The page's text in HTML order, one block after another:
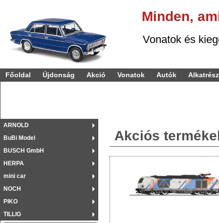
Minden,
Vonatok és
Főoldal Újdonság Akció Vonatok Autók
ARNOLD
BuBi Model
BUSCH GmbH
HERPA
mini car
NOCH
PIKO
TILLIG
Akciós